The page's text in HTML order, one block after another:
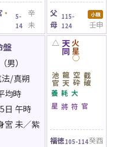
・
5-
14
辛
未
天同
△ 火星
◯
龍池
截空
天官
破砕
養 大耗
將星
官符
福徳105-114癸酉
父
母
115-
124
小限
壬申
盤
）
/真朔
均時
日 午時
宮 未／紫